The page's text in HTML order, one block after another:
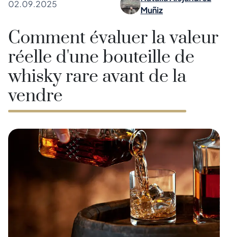
02.09.2025
Muñiz
Comment évaluer la valeur
réelle d'une bouteille de
whisky rare avant de la
vendre